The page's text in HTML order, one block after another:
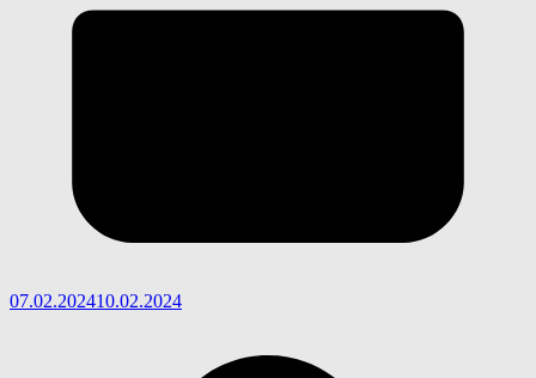
07.02.202410.02.2024